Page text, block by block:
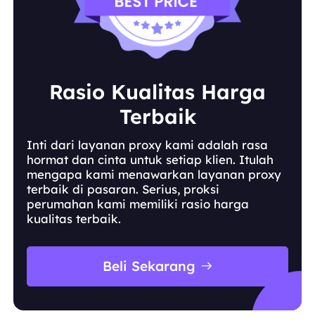
Rasio Kualitas Harga
Terbaik
Inti dari layanan proxy kami adalah rasa
hormat dan cinta untuk setiap klien. Itulah
mengapa kami menawarkan layanan proxy
terbaik di pasaran. Serius, proksi
perumahan kami memiliki rasio harga
kualitas terbaik.
Beli Sekarang